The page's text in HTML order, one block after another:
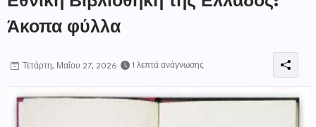
Άκοπα φύλλα
Τετάρτη, Μαΐου 27, 2026 1 λεπτά ανάγνωσης